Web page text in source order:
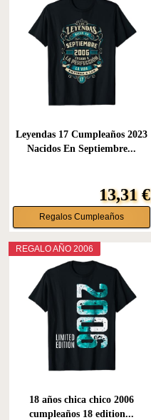
Leyendas 17 Cumpleaños 2023
Nacidos En Septiembre...
13,31 €
Regalos Cumpleaños
REGALO AÑO 2006
18 años chica chico 2006
cumpleaños 18 edition...